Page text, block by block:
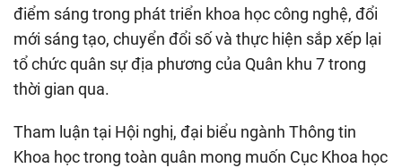
điểm sáng trong phát triển khoa học công nghệ, đổi
mới sáng tạo, chuyển đổi số và thực hiện sắp xếp lại
tổ chức quân sự địa phương của Quân khu 7 trong
thời gian qua.
Tham luận tại Hội nghị, đại biểu ngành Thông tin
Khoa học trong toàn quân mong muốn Cục Khoa học